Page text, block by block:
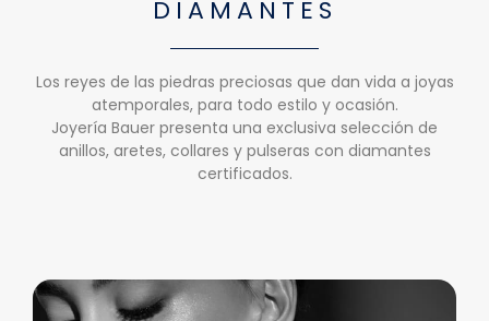
DIAMANTES
Los reyes de las piedras preciosas que dan vida a joyas
atemporales, para todo estilo y ocasión.
Joyería Bauer presenta una exclusiva selección de
anillos, aretes, collares y pulseras con diamantes
certificados.